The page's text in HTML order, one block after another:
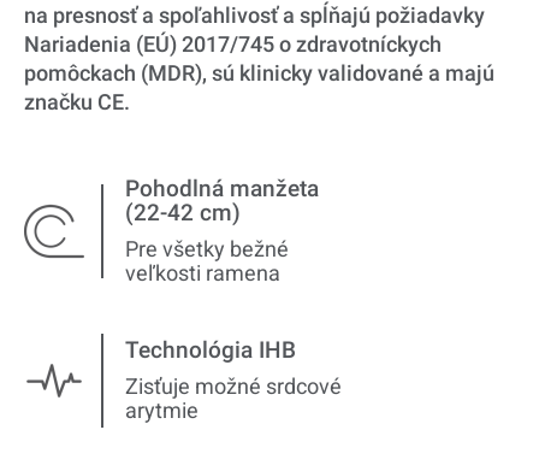
na presnosť a spoľahlivosť a spĺňajú požiadavky
Nariadenia (EÚ) 2017/745 o zdravotníckych
pomôckach (MDR), sú klinicky validované a majú
značku CE.
Pohodlná manžeta
(22-42 cm)
Pre všetky bežné
veľkosti ramena
Technológia IHB
Zisťuje možné srdcové
arytmie